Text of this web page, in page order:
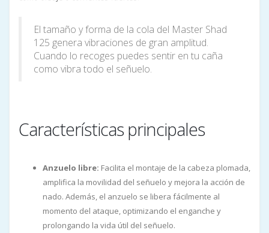
El tamaño y forma de la cola del Master Shad
125 genera vibraciones de gran amplitud.
Cuando lo recoges puedes sentir en tu caña
como vibra todo el señuelo.
Características principales
Anzuelo libre: Facilita el montaje de la cabeza plomada,
amplifica la movilidad del señuelo y mejora la acción de
nado. Además, el anzuelo se libera fácilmente al
momento del ataque, optimizando el enganche y
prolongando la vida útil del señuelo.